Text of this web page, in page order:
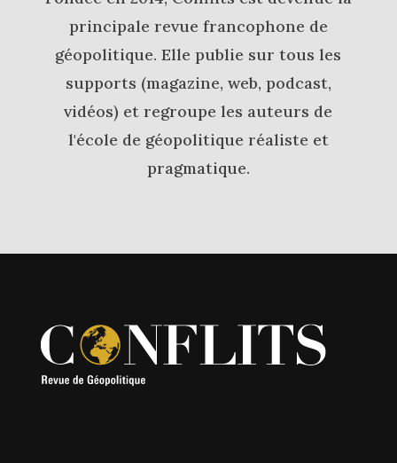
principale revue francophone de
géopolitique. Elle publie sur tous les
supports (magazine, web, podcast,
vidéos) et regroupe les auteurs de
l'école de géopolitique réaliste et
pragmatique.